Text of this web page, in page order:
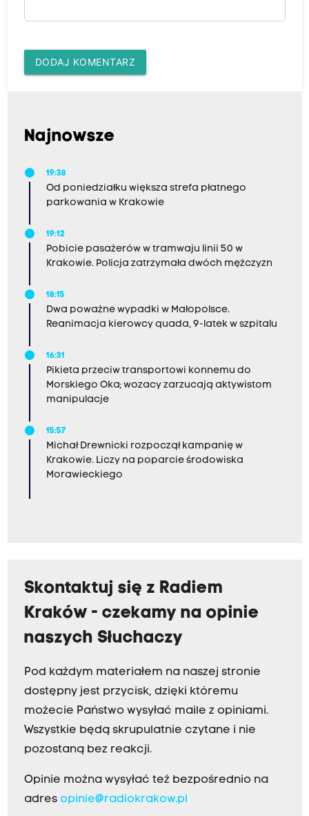
DODAJ KOMENTARZ
Najnowsze
19:38
Od poniedziałku większa strefa płatnego
parkowania w Krakowie
19:12
Pobicie pasażerów w tramwaju linii 50 w
Krakowie. Policja zatrzymała dwóch mężczyzn
18:15
Dwa poważne wypadki w Małopolsce.
Reanimacja kierowcy quada, 9-latek w szpitalu
16:31
Pikieta przeciw transportowi konnemu do
Morskiego Oka; wozacy zarzucają aktywistom
manipulacje
15:57
Michał Drewnicki rozpoczął kampanię w
Krakowie. Liczy na poparcie środowiska
Morawieckiego
Skontaktuj się z Radiem
Kraków - czekamy na opinie
naszych Słuchaczy
Pod każdym materiałem na naszej stronie
dostępny jest przycisk, dzięki któremu
możecie Państwo wysyłać maile z opiniami.
Wszystkie będą skrupulatnie czytane i nie
pozostaną bez reakcji.
Opinie można wysyłać też bezpośrednio na
adres opinie@radiokrakow.pl